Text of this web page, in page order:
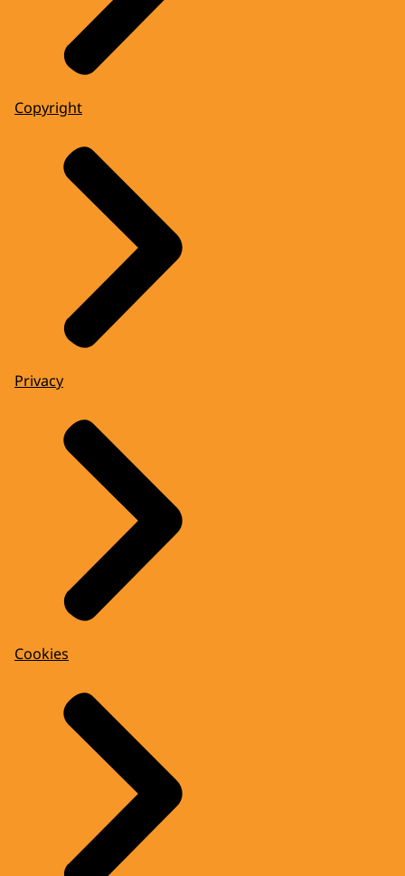
Copyright
Privacy
Cookies